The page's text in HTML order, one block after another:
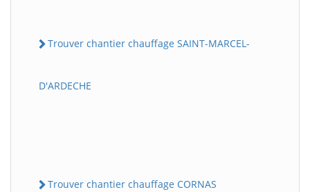
Trouver chantier chauffage SAINT-MARCEL-
D'ARDECHE
Trouver chantier chauffage CORNAS